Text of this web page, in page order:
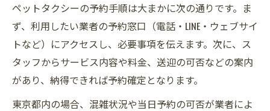
ペットタクシーの予約手順は大まかに次の通りです。ま
ず、利用したい業者の予約窓口（電話・LINE・ウェブサイ
トなど）にアクセスし、必要事項を伝えます。次に、ス
タッフからサービス内容や料金、送迎の可否などの案内
があり、納得できれば予約確定となります。
東京都内の場合、混雑状況や当日予約の可否が業者によ